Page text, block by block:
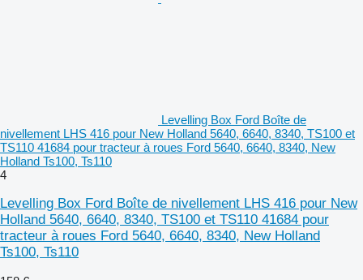
Levelling Box Ford Boîte de
nivellement LHS 416 pour New Holland 5640, 6640, 8340, TS100 et
TS110 41684 pour tracteur à roues Ford 5640, 6640, 8340, New
Holland Ts100, Ts110
4
Levelling Box Ford Boîte de nivellement LHS 416 pour New
Holland 5640, 6640, 8340, TS100 et TS110 41684 pour
tracteur à roues Ford 5640, 6640, 8340, New Holland
Ts100, Ts110